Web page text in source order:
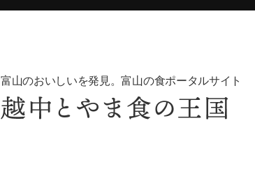
富山のおいしいを発見。富山の食ポータルサイト